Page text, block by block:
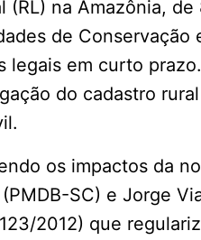
(RL) na Amazônia,
de
legais em curto
do cadastro
os impactos da
SC) e Jorge
2012) que